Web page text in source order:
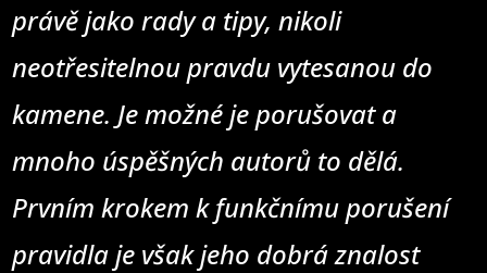
právě jako rady a tipy, nikoli
neotřesitelnou pravdu vytesanou do
kamene. Je možné je porušovat a
mnoho úspěšných autorů to dělá.
Prvním krokem k funkčnímu porušení
pravidla je však jeho dobrá znalost